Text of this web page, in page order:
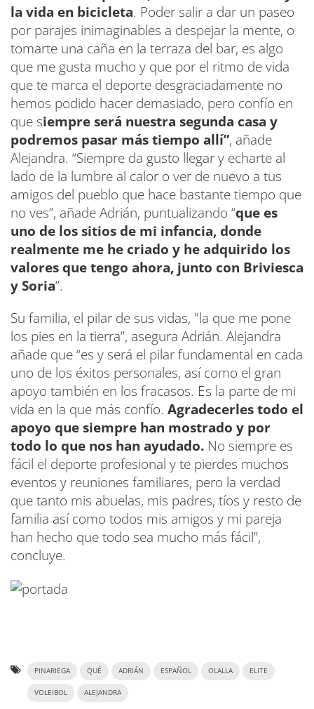
la vida en bicicleta. Poder salir a dar un paseo
por parajes inimaginables a despejar la mente, o
tomarte una caña en la terraza del bar, es algo
que me gusta mucho y que por el ritmo de vida
que te marca el deporte desgraciadamente no
hemos podido hacer demasiado, pero confío en
que siempre será nuestra segunda casa y
podremos pasar más tiempo allí”, añade
Alejandra. “Siempre da gusto llegar y echarte al
lado de la lumbre al calor o ver de nuevo a tus
amigos del pueblo que hace bastante tiempo que
no ves”, añade Adrián, puntualizando “que es
uno de los sitios de mi infancia, donde
realmente me he criado y he adquirido los
valores que tengo ahora, junto con Briviesca
y Soria”.
Su familia, el pilar de sus vidas, "la que me pone
los pies en la tierra”, asegura Adrián. Alejandra
añade que “es y será el pilar fundamental en cada
uno de los éxitos personales, así como el gran
apoyo también en los fracasos. Es la parte de mi
vida en la que más confío. Agradecerles todo el
apoyo que siempre han mostrado y por
todo lo que nos han ayudado. No siempre es
fácil el deporte profesional y te pierdes muchos
eventos y reuniones familiares, pero la verdad
que tanto mis abuelas, mis padres, tíos y resto de
familia así como todos mis amigos y mi pareja
han hecho que todo sea mucho más fácil”,
concluye.
PINARIEGA QUÉ ADRIÁN ESPAÑOL OLALLA ELITE
VOLEIBOL ALEJANDRA